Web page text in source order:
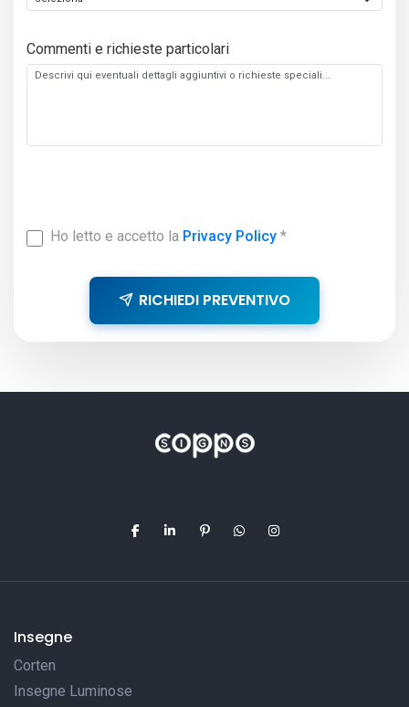
Commenti e richieste particolari
Ho letto e accetto la Privacy Policy*
RICHIEDI PREVENTIVO
Insegne
Corten
Insegne Luminose